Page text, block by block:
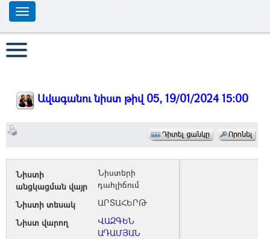
Ավագանու նիստ թիվ 05, 19/01/2024 15:00
Նիստի
անցկացման վայր
Նիստերի
դահլիճում
Նիստի տեսակ
ԱՐՏԱՀԵՐԹ
Նիստ վարող
ՎԱԶԳԵՆ
ԱԴԱՄՅԱՆ